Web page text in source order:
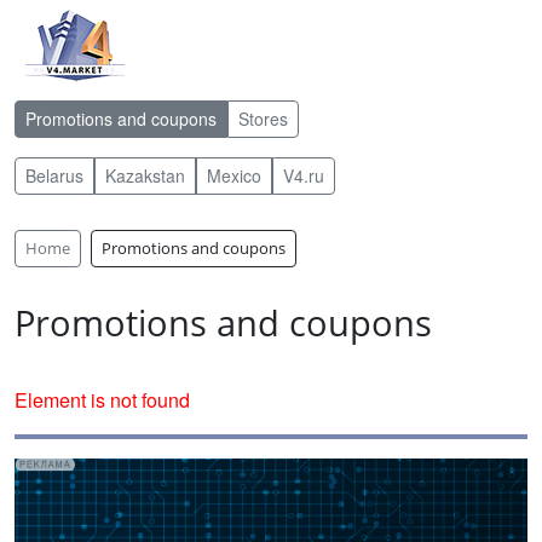
Promotions and coupons Stores
Belarus Kazakstan Mexico V4.ru
Home Promotions and coupons
Promotions and coupons
Element is not found